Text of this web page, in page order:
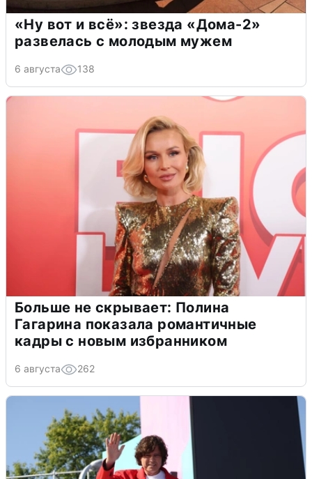
«Ну вот и всё»: звезда «Дома-2»
развелась с молодым мужем
6 августа 138
Больше не скрывает: Полина
Гагарина показала романтичные
кадры с новым избранником
6 августа 262